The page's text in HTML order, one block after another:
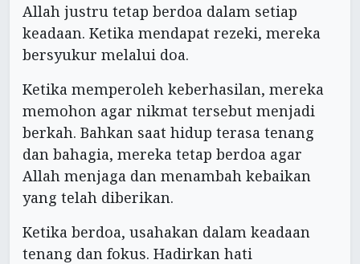
Allah justru tetap berdoa dalam setiap
keadaan. Ketika mendapat rezeki, mereka
bersyukur melalui doa.
Ketika memperoleh keberhasilan, mereka
memohon agar nikmat tersebut menjadi
berkah. Bahkan saat hidup terasa tenang
dan bahagia, mereka tetap berdoa agar
Allah menjaga dan menambah kebaikan
yang telah diberikan.
Ketika berdoa, usahakan dalam keadaan
tenang dan fokus. Hadirkan hati